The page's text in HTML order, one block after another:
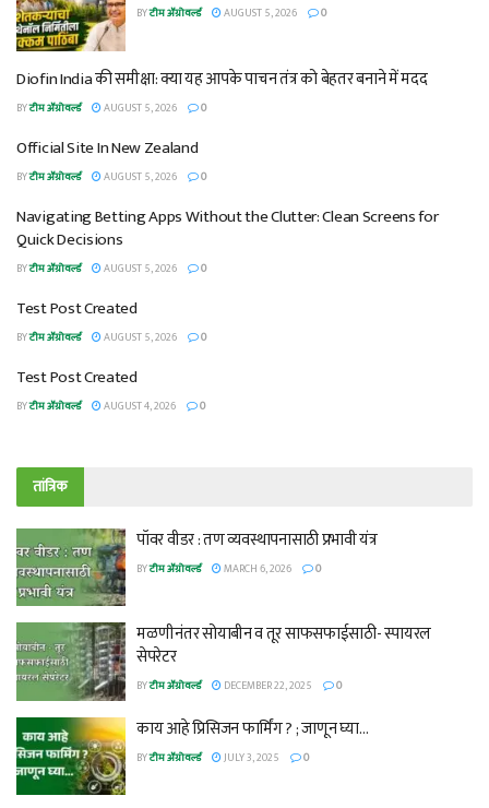
BYटीम ॲग्रोवर्ल्ड AUGUST 5, 2026 0
Diofin India की समीक्षा: क्या यह आपके पाचन तंत्र को बेहतर बनाने में मदद
BYटीम ॲग्रोवर्ल्ड AUGUST 5, 2026 0
Official Site In New Zealand
BYटीम ॲग्रोवर्ल्ड AUGUST 5, 2026 0
Navigating Betting Apps Without the Clutter: Clean Screens for
Quick Decisions
BYटीम ॲग्रोवर्ल्ड AUGUST 5, 2026 0
Test Post Created
BYटीम ॲग्रोवर्ल्ड AUGUST 5, 2026 0
Test Post Created
BYटीम ॲग्रोवर्ल्ड AUGUST 4, 2026 0
तांत्रिक
पॉवर वीडर : तण व्यवस्थापनासाठी प्रभावी यंत्र
BYटीम ॲग्रोवर्ल्ड MARCH 6, 2026 0
मळणीनंतर सोयाबीन व तूर साफसफाईसाठी- स्पायरल
सेपरेटर
BYटीम ॲग्रोवर्ल्ड DECEMBER 22, 2025 0
काय आहे प्रिसिजन फार्मिंग ? ; जाणून घ्या…
BYटीम ॲग्रोवर्ल्ड JULY 3, 2025 0